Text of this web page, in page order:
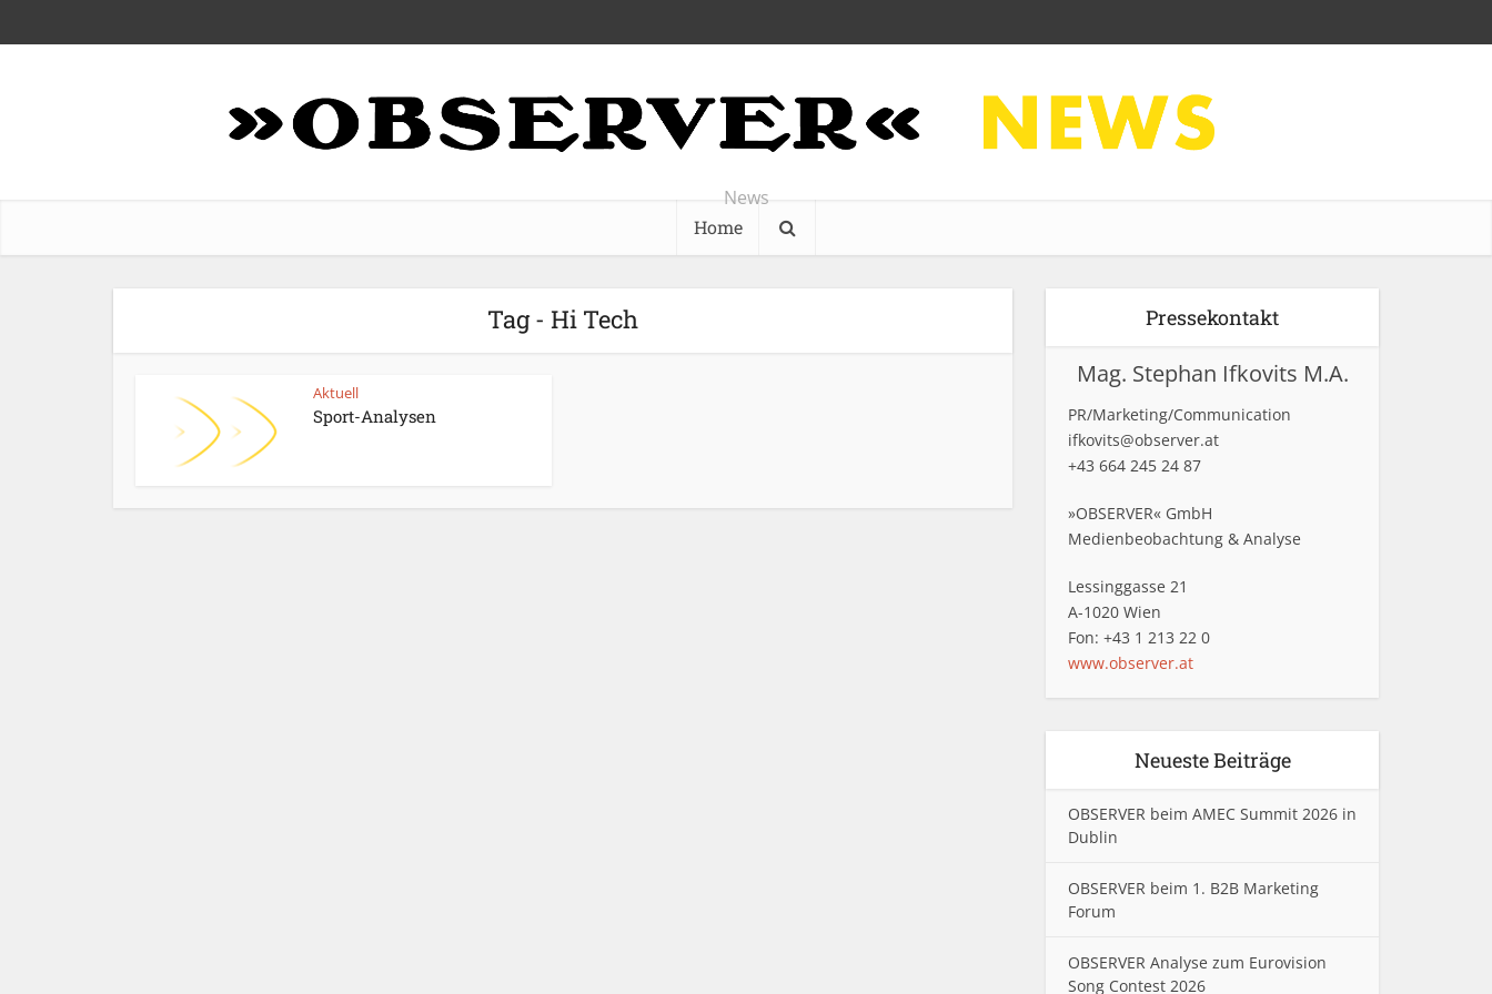
News
Home
Tag - Hi Tech
Aktuell
Sport-Analysen
Pressekontakt
Mag. Stephan Ifkovits M.A.
PR/Marketing/Communication
ifkovits@observer.at
+43 664 245 24 87
»OBSERVER« GmbH
Medienbeobachtung & Analyse
Lessinggasse 21
A-1020 Wien
Fon: +43 1 213 22 0
www.observer.at
Neueste Beiträge
OBSERVER beim AMEC Summit 2026 in
Dublin
OBSERVER beim 1. B2B Marketing
Forum
OBSERVER Analyse zum Eurovision
Song Contest 2026